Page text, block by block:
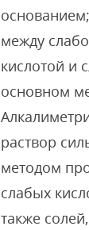
между
кислотой и
основном
раствор
методом
слабых
также